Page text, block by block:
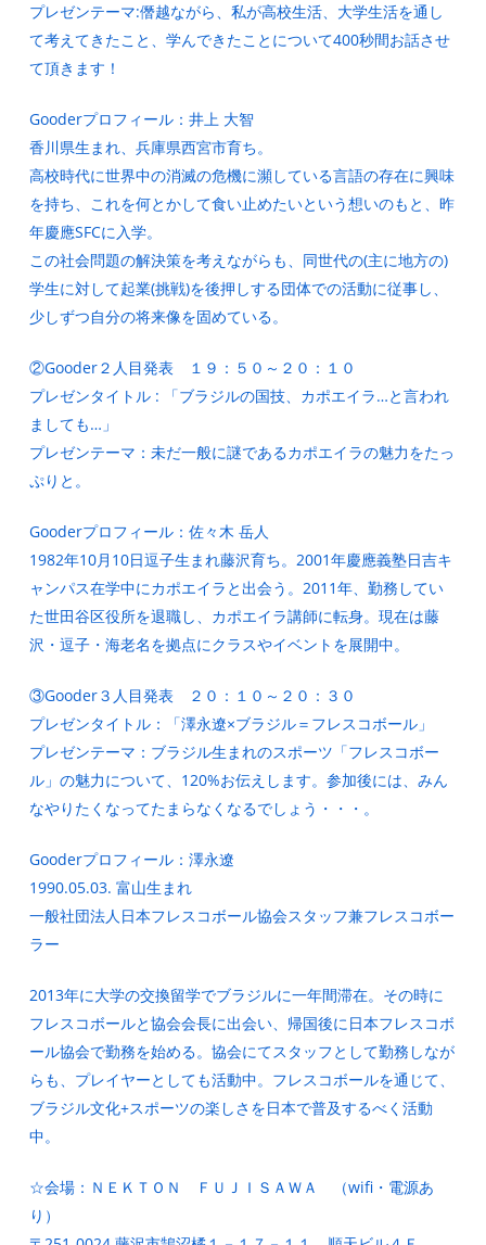
プレゼンテーマ:僭越ながら、私が高校生活、大学生活を通し
て考えてきたこと、学んできたことについて400秒間お話させ
て頂きます！
Gooderプロフィール：井上 大智
香川県生まれ、兵庫県西宮市育ち。
高校時代に世界中の消滅の危機に瀕している言語の存在に興味
を持ち、これを何とかして食い止めたいという想いのもと、昨
年慶應SFCに入学。
この社会問題の解決策を考えながらも、同世代の(主に地方の)
学生に対して起業(挑戦)を後押しする団体での活動に従事し、
少しずつ自分の将来像を固めている。
②Gooder２人目発表 １９：５０～２０：１０
プレゼンタイトル : 「ブラジルの国技、カポエイラ…と言われ
ましても…」
プレゼンテーマ：未だ一般に謎であるカポエイラの魅力をたっ
ぷりと。
Gooderプロフィール：佐々木 岳人
1982年10月10日逗子生まれ藤沢育ち。2001年慶應義塾日吉キ
ャンパス在学中にカポエイラと出会う。2011年、勤務してい
た世田谷区役所を退職し、カポエイラ講師に転身。現在は藤
沢・逗子・海老名を拠点にクラスやイベントを展開中。
③Gooder３人目発表 ２０：１０～２０：３０
プレゼンタイトル：「澤永遼×ブラジル＝フレスコボール」
プレゼンテーマ：ブラジル生まれのスポーツ「フレスコボー
ル」の魅力について、120%お伝えします。参加後には、みん
なやりたくなってたまらなくなるでしょう・・・。
Gooderプロフィール：澤永遼
1990.05.03. 富山生まれ
一般社団法人日本フレスコボール協会スタッフ兼フレスコボー
ラー
2013年に大学の交換留学でブラジルに一年間滞在。その時に
フレスコボールと協会会長に出会い、帰国後に日本フレスコボ
ール協会で勤務を始める。協会にてスタッフとして勤務しなが
らも、プレイヤーとしても活動中。フレスコボールを通じて、
ブラジル文化+スポーツの楽しさを日本で普及するべく活動
中。
☆会場：ＮＥＫＴＯＮ ＦＵＪＩＳＡＷＡ （wifi・電源あ
り）